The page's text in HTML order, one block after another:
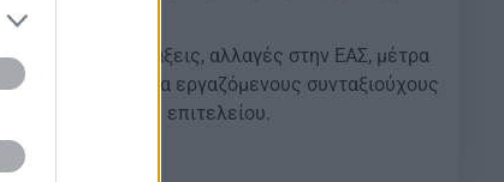
700 ευρώ
στις συντάξεις, αλλαγές στην ΕΑΣ, μέτρα
και κίνητρα για εργαζόμενους συνταξιούχους
του οικονομικού επιτελείου.